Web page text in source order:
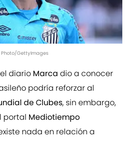
Photo/GettyImages
diario Marca dio a conocer
podría reforzar al
de Clubes, sin embargo,
portal Mediotiempo
nada en relación a